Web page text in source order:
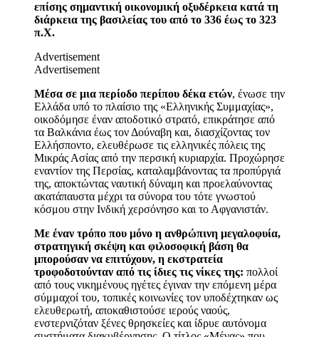
επίσης σημαντική οικονομική οξυδέρκεια κατά τη
διάρκεια της βασιλείας του από το 336 έως το 323
π.Χ.
Advertisement
Advertisement
Μέσα σε μια περίοδο περίπου δέκα ετών, ένωσε την
Ελλάδα υπό το πλαίσιο της «Ελληνικής Συμμαχίας»,
οικοδόμησε έναν αποδοτικό στρατό, επικράτησε από
τα Βαλκάνια έως τον Δούναβη και, διασχίζοντας τον
Ελλήσποντο, ελευθέρωσε τις ελληνικές πόλεις της
Μικράς Ασίας από την περσική κυριαρχία. Προχώρησε
εναντίον της Περσίας, καταλαμβάνοντας τα προπύργιά
της, αποκτώντας ναυτική δύναμη και προελαύνοντας
ακατάπαυστα μέχρι τα σύνορα του τότε γνωστού
κόσμου στην Ινδική χερσόνησο και το Αφγανιστάν.
Με έναν τρόπο που μόνο η ανθρώπινη μεγαλοφυία,
στρατηγική σκέψη και φιλοσοφική βάση θα
μπορούσαν να επιτύχουν, η εκστρατεία
τροφοδοτούνταν από τις ίδιες τις νίκες της: πολλοί
από τους νικημένους ηγέτες έγιναν την επόμενη μέρα
σύμμαχοί του, τοπικές κοινωνίες τον υποδέχτηκαν ως
ελευθερωτή, αποκαθιστούσε ιερούς ναούς,
ενστερνιζόταν ξένες θρησκείες και ίδρυε αυτόνομα